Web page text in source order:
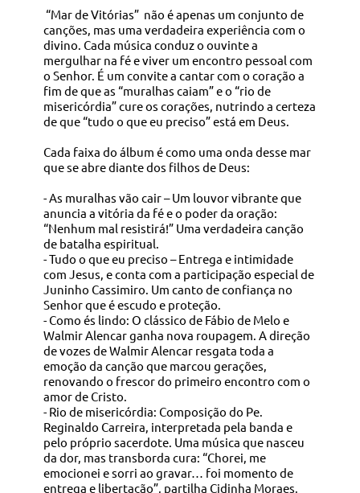
“Mar de Vitórias” não é apenas um conjunto de
canções, mas uma verdadeira experiência com o
divino. Cada música conduz o ouvinte a
mergulhar na fé e viver um encontro pessoal com
o Senhor. É um convite a cantar com o coração a
fim de que as “muralhas caiam” e o “rio de
misericórdia” cure os corações, nutrindo a certeza
de que “tudo o que eu preciso” está em Deus.
Cada faixa do álbum é como uma onda desse mar
que se abre diante dos filhos de Deus:
- As muralhas vão cair – Um louvor vibrante que
anuncia a vitória da fé e o poder da oração:
“Nenhum mal resistirá!” Uma verdadeira canção
de batalha espiritual.
- Tudo o que eu preciso – Entrega e intimidade
com Jesus, e conta com a participação especial de
Juninho Cassimiro. Um canto de confiança no
Senhor que é escudo e proteção.
- Como és lindo: O clássico de Fábio de Melo e
Walmir Alencar ganha nova roupagem. A direção
de vozes de Walmir Alencar resgata toda a
emoção da canção que marcou gerações,
renovando o frescor do primeiro encontro com o
amor de Cristo.
- Rio de misericórdia: Composição do Pe.
Reginaldo Carreira, interpretada pela banda e
pelo próprio sacerdote. Uma música que nasceu
da dor, mas transborda cura: “Chorei, me
emocionei e sorri ao gravar… foi momento de
entrega e libertação”, partilha Cidinha Moraes.